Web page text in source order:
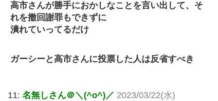
高市さんが勝手におかしなことを言い出して、そ
れを撤回謝罪もできずに
潰れていってるだけ
ガーシーと高市さんに投票した人は反省すべき
11: 名無しさん＠＼(^o^)／ 2023/03/22(水)